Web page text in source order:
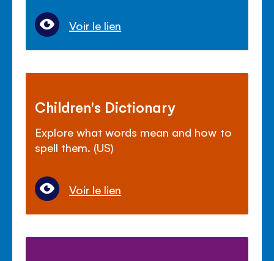
Voir le lien
Children's Dictionary
Explore what words mean and how to
spell them. (US)
Voir le lien